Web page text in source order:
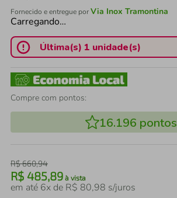
Fornecido e entregue porVia Inox Tramontina
Carregando…
Última(s) 1 unidade(s)
Compre com pontos:
16.196 pontos
R$660,94
R$ 485,89 à vista
em até 6x de R$ 80,98 s/juros